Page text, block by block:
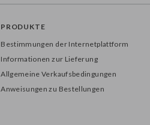
PRODUKTE
Bestimmungen der Internetplattform
Informationen zur Lieferung
Allgemeine Verkaufsbedingungen
Anweisungen zu Bestellungen